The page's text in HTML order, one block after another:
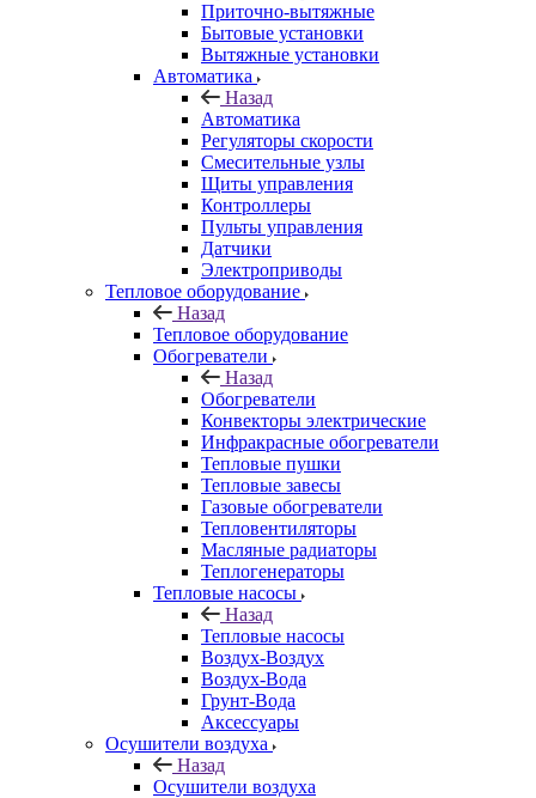
Приточно-вытяжные
Бытовые установки
Вытяжные установки
Автоматика
Назад
Автоматика
Регуляторы скорости
Смесительные узлы
Щиты управления
Контроллеры
Пульты управления
Датчики
Электроприводы
Тепловое оборудование
Назад
Тепловое оборудование
Обогреватели
Назад
Обогреватели
Конвекторы электрические
Инфракрасные обогреватели
Тепловые пушки
Тепловые завесы
Газовые обогреватели
Тепловентиляторы
Масляные радиаторы
Теплогенераторы
Тепловые насосы
Назад
Тепловые насосы
Воздух-Воздух
Воздух-Вода
Грунт-Вода
Аксессуары
Осушители воздуха
Назад
Осушители воздуха